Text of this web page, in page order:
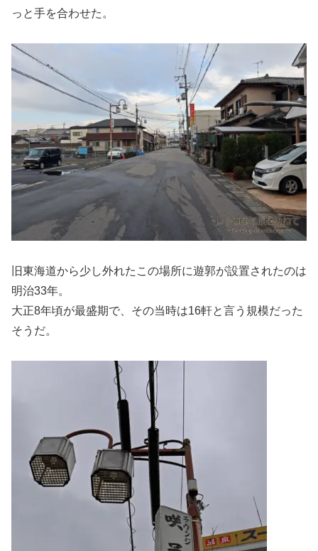
っと手を合わせた。
旧東海道から少し外れたこの場所に遊郭が設置されたのは
明治33年。
大正8年頃が最盛期で、その当時は16軒と言う規模だった
そうだ。